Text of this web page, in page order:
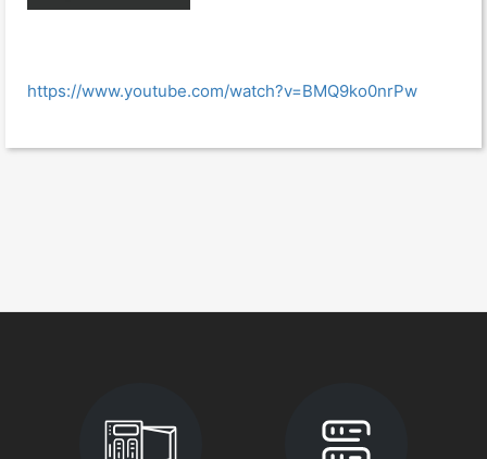
https://www.youtube.com/watch?v=BMQ9ko0nrPw